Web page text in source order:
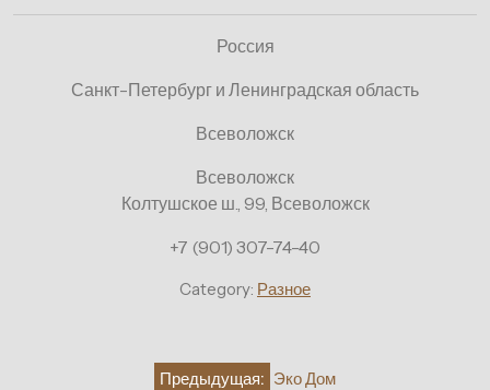
Россия
Санкт-Петербург и Ленинградская область
Всеволожск
Всеволожск
Колтушское ш., 99, Всеволожск
+7 (901) 307-74-40
Category: Разное
Навигация Предыдущая: Эко Дом